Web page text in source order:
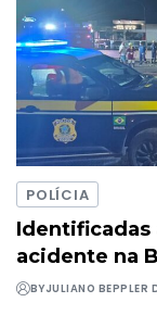
POLÍCIA
Identificadas
acidente na
BYJULIANO BEPPLER